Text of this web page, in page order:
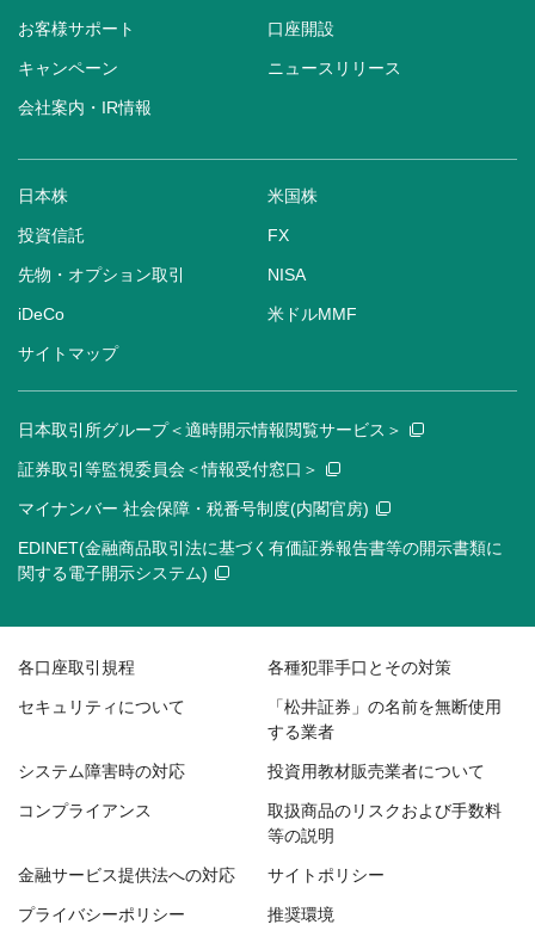
お客様サポート 口座開設
キャンペーン ニュースリリース
会社案内・IR情報
日本株 米国株
投資信託 FX
先物・オプション取引 NISA
iDeCo 米ドルMMF
サイトマップ
日本取引所グループ＜適時開示情報閲覧サービス＞
証券取引等監視委員会＜情報受付窓口＞
マイナンバー 社会保障・税番号制度(内閣官房)
EDINET(金融商品取引法に基づく有価証券報告書等の開示書類に
関する電子開示システム)
各口座取引規程 各種犯罪手口とその対策
セキュリティについて
「松井証券」の名前を無断使用
する業者
システム障害時の対応 投資用教材販売業者について
コンプライアンス
取扱商品のリスクおよび手数料
等の説明
金融サービス提供法への対応 サイトポリシー
プライバシーポリシー 推奨環境